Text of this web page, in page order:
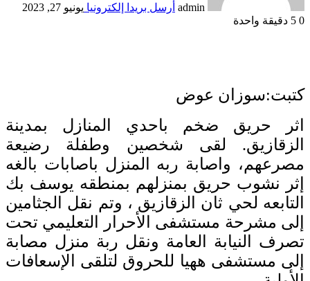
admin أرسل بريدا إلكترونيا يونيو 27, 2023
0
دقيقة واحدة
كتبت:سوزان عوض
اثر حريق ضخم باحدي المنازل بمدينة
الزقازيق. لقى شخصين وطفلة رضيعة
مصرعهم، واصابة ربه المنزل باصابات بالغه
إثر نشوب حريق بمنزلهم بمنطقه يوسف بك
التابعه لحي ثان الزقازيق ، وتم نقل الجثامين
إلى مشرحة مستشفى الأحرار التعليمي تحت
تصرف النيابة العامة ونقل ربة منزل مصابة
إلى مستشفى ههيا للحروق لتلقى الإسعافات